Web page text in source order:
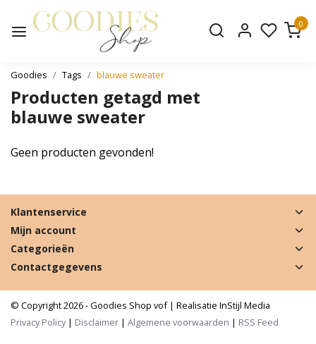
0
Goodies Tags blauwe sweater
Producten getagd met
blauwe sweater
Geen producten gevonden!
Klantenservice
Mijn account
Categorieën
Contactgegevens
© Copyright 2026 - Goodies Shop vof | Realisatie InStijl Media
Privacy Policy| Disclaimer | Algemene voorwaarden | RSS Feed